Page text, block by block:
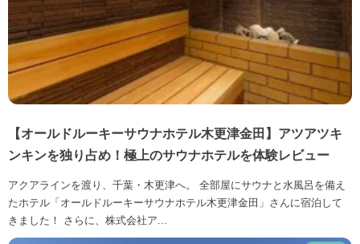
【オールドルーキーサウナホテル木更津金田】アツアツキ
ンキンを独り占め！極上のサウナホテルを体験レビュー
アクアラインを渡り、千葉・木更津へ。 全部屋にサウナと水風呂を備え
たホテル「オールドルーキーサウナホテル木更津金田」さんに宿泊して
きました！ さらに、株式会社ア...